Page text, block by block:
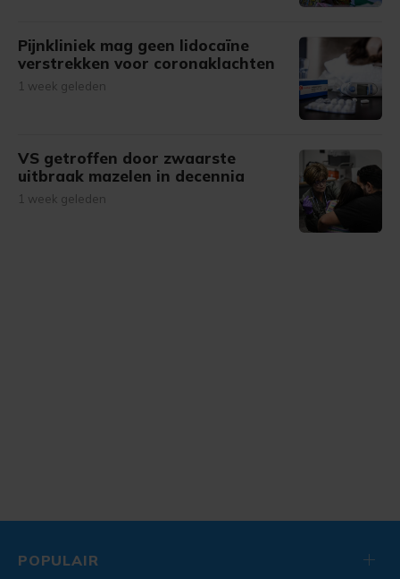
Pijnkliniek mag geen lidocaïne
verstrekken voor coronaklachten
1 week geleden
VS getroffen door zwaarste
uitbraak mazelen in decennia
1 week geleden
POPULAIR